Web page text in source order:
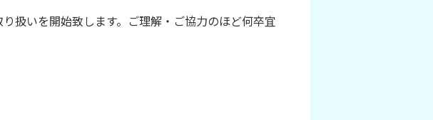
扱いを開始致します。ご理解・ご協力のほど何卒宜